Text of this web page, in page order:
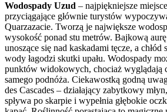
Wodospady Uzud – najpiękniejsze
przyciągające głównie turystów
Quarzazacie. Tworzą je największe
wysokość ponad stu metrów. Bajkową
unoszące się nad kaskadami tęcze, a chłód
wody łagodzi skutki upału. Wodospady
punktów widokowych, chociaż wyglądają
samego podnóża. Ciekawostką godną
des Cascades – działający zabytkowy
spływa po skarpie i wypełnia głębokie